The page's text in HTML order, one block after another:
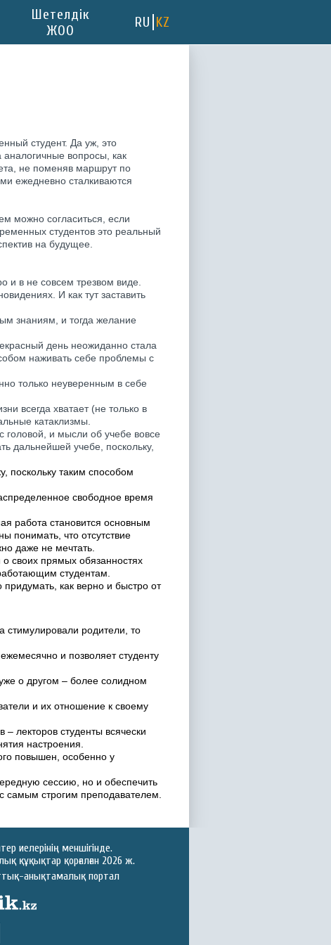
Шетелдік
ЖОО
RU KZ
студент. Да уж, это
аналогичные вопросы, как
не поменяв маршрут по
ежедневно сталкиваются
можно согласиться, если
студентов это реальный
на будущее.
и в не совсем трезвом виде.
И как тут заставить
знаниям, и тогда желание
день неожиданно стала
наживать себе проблемы с
только неуверенным в себе
всегда хватает (не только в
катаклизмы.
головой, и мысли об учебе вовсе
дальнейшей учебе, поскольку,
поскольку таким способом
свободное время
работа становится основным
понимать, что отсутствие
даже не мечтать.
о своих прямых обязанностях
студентам.
как верно и быстро от
стимулировали родители, то
и позволяет студенту
о другом – более солидном
и их отношение к своему
– лекторов студенты всячески
настроения.
повышен, особенно у
сессию, но и обеспечить
строгим преподавателем.
иелерінің меншігінде.
құқықтар қорғалған 2026 ж.
анықтамалық портал